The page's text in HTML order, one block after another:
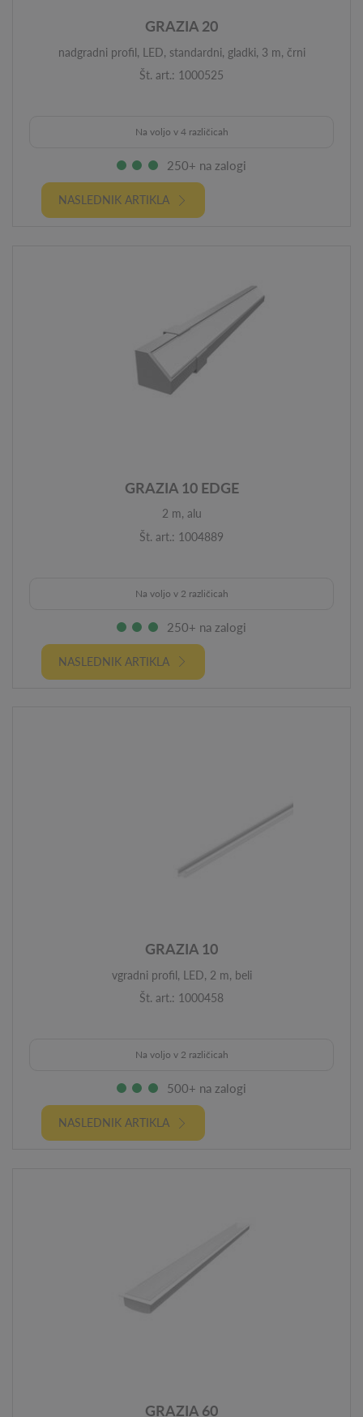
GRAZIA 20
nadgradni profil, LED, standardni, gladki, 3 m, črni
Št. art.: 1000525
Na voljo v 4 različicah
250+ na zalogi
NASLEDNIK ARTIKLA
GRAZIA 10 EDGE
2 m, alu
Št. art.: 1004889
Na voljo v 2 različicah
250+ na zalogi
NASLEDNIK ARTIKLA
GRAZIA 10
vgradni profil, LED, 2 m, beli
Št. art.: 1000458
Na voljo v 2 različicah
500+ na zalogi
NASLEDNIK ARTIKLA
GRAZIA 60